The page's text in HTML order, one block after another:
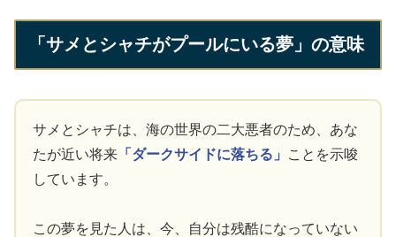
「サメとシャチがプールにいる夢」の意味
サメとシャチは、海の世界の二大悪者のため、あな
たが近い将来 「ダークサイドに落ちる」
ことを示唆
しています。
この夢を見た人は、今、自分は残酷になっていない